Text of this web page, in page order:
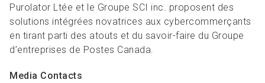
Purolator Ltée et le Groupe SCI inc. proposent des
solutions intégrées novatrices aux cybercommerçants
en tirant parti des atouts et du savoir-faire du Groupe
d’entreprises de Postes Canada.
Media Contacts